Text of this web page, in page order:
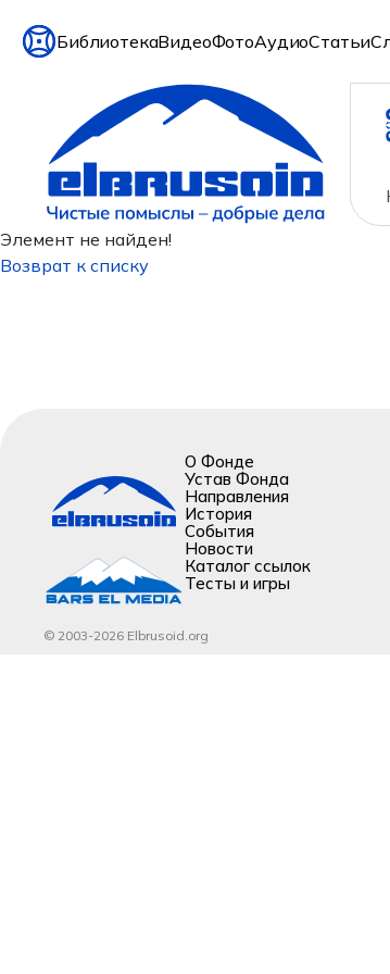
БиблиотекаВидеоФотоАудиоСтатьи
Элемент не найден!
Возврат к списку
О Фонде
Устав Фонда
Направления
История
События
Новости
Каталог ссылок
Тесты и игры
© 2003-2026 Elbrusoid.org